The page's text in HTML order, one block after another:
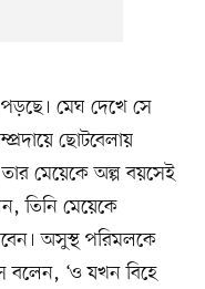
পড়ছে। মেঘ দেখে সে
ছোটবেলায়
তার মেয়েকে অল্প বয়সেই
তিনি মেয়েকে
অসুস্থ পরিমলকে
বলেন, ‘ও যখন বিহে